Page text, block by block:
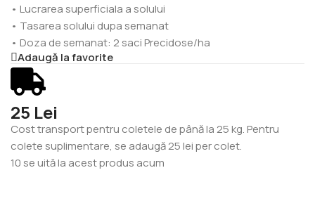
• Lucrarea superficiala a solului
• Tasarea solului dupa semanat
• Doza de semanat: 2 saci Precidose/ha
Adaugă la favorite
25 Lei
Cost transport pentru coletele de până la 25 kg. Pentru
colete suplimentare, se adaugă 25 lei per colet.
10 se uită la acest produs acum